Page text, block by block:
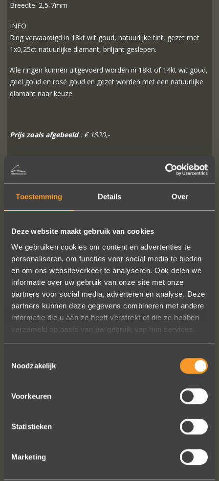
Toestemming Details Over
Deze website maakt gebruik van cookies
We gebruiken cookies om content en advertenties te
personaliseren, om functies voor social media te bieden
en om ons websiteverkeer te analyseren. Ook delen we
informatie over uw gebruik van onze site met onze
partners voor social media, adverteren en analyse. Deze
partners kunnen deze gegevens combineren met andere
informatie die u aan ze heeft verstrekt of die ze hebben
verzameld op basis van uw gebruik van hun services.
Noodzakelijk
Voorkeuren
Statistieken
Marketing
Breedte: 2,5-7mm
INFO:
Ring vervaardigd in 18kt wit goud, natuurlijke tint, gezet met
1x0,25ct natuurlijke diamant, briljant geslepen.
Alle ringen kunnen uitgevoerd worden in 18kt of 14kt wit goud,
geel goud en rosé goud en gezet worden met een natuurlijke
diamant naar keuze.
Prijs zoals afgebeeld: € 1820,-
MEER INFO
VOLG ONS OP SOCIALE MEDIA
Heel blij met onze trouwringen! Ruime
keuze en correcte prijzen! We werden
steeds heel vriendelijk geholpen.